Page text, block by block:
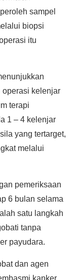
sampel
biopsi
itu
kelenjar
terapi
1 – 4 kelenjar
yang tertarget,
melalui
pemeriksaan
6 bulan selama
satu langkah
tanpa
payudara.
dan agen
kanker